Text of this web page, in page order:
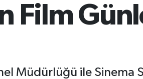
Film
Müdürlüğü ile Sinema